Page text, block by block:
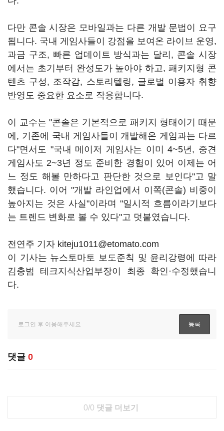
다만 콘솔 시장은 모바일과는 다른 개발 문법이 요구
됩니다. 국내 게임사들이 강점을 보여온 라이브 운영,
과금 구조, 빠른 업데이트 방식과는 달리, 콘솔 시장
에서는 초기부터 완성도가 높아야 하고, 패키지형 콘
텐츠 구성, 조작감, 스토리텔링, 글로벌 이용자 취향
반영도 중요한 요소로 작용합니다.
이 교수는 "콘솔은 기본적으로 패키지 형태이기 때문
에, 기존에 국내 게임사들이 개발해온 게임과는 다르
다"면서도 "국내 메이저 게임사는 이미 4~5년, 중견
게임사도 2~3년 정도 준비한 경험이 있어 이제는 어
느 정도 해볼 만하다고 판단한 것으로 보인다"고 말
했습니다. 이어 "개발 라인업에서 이쪽(콘솔) 비중이
높아지는 것은 사실"이라며 "일시적 흐름이라기보다
는 트렌드 변화로 볼 수 있다"고 덧붙였습니다.
전연주 기자 kiteju1011@etomato.com
이 기사는 뉴스토마토 보도준칙 및 윤리강령에 따라
김충범 테크지식산업부장이 최종 확인·수정했습니
다.
댓글 0
0/0 댓글 더보기